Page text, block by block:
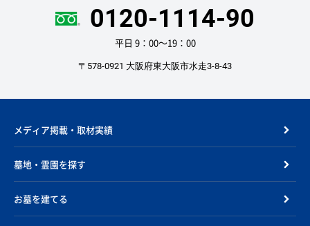
0120-1114-90
平日 9：00〜19：00
〒578-0921 大阪府東大阪市水走3-8-43
メディア掲載・取材実績
墓地・霊園を探す
お墓を建てる